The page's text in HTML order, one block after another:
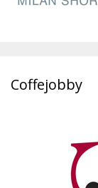
Coffejobby